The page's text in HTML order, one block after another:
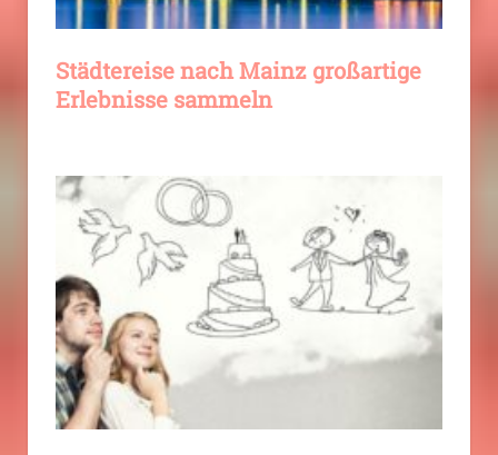
Städtereise nach Mainz großartige
Erlebnisse sammeln